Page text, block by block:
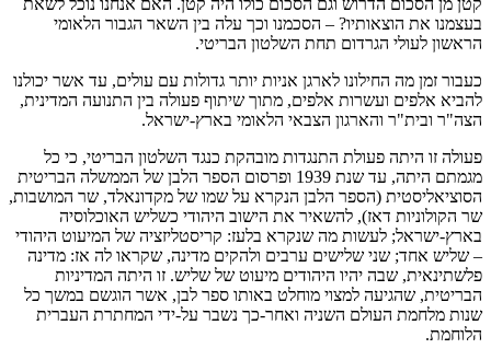
בעצמנו את הוצאותיו? – הסכמנו וכך עלה בין השאר הגבור הלאומי
הראשון לעולי הגרדום תחת השלטון הבריטי.
כעבור זמן מה החילונו לארגן אניות יותר גדולות עם עולים, עד אשר יכולנו
להביא אלפים ועשרות אלפים, מתוך שיתוף פעולה בין התנועה המדינית,
הצה"ר ובית"ר והארגון הצבאי הלאומי בארץ-ישראל.
פעולה זו היתה פעולת התנגדות מובהקת כנגד השלטון הבריטי, כי כל
מגמתם היתה, עד שנת 1939 ופרסום הספר הלבן של הממשלה הבריטית
הסוציאליסטית (הספר הלבן הנקרא על שמו של מקדונאלד, שר המושבות,
שר הקולוניות דאז), להשאיר את הישוב היהודי כשליש האוכלוסיה
בארץ-ישראל; לעשות מה שנקרא בלעז: קריסטליזציה של המיעוט היהודי
– שליש אחד; שני שלישים ערבים ולהקים מדינה, שקראו לה אז: מדינה
פלשתינאית, שבה יהיו היהודים מיעוט של שליש. זו היתה המדיניות
הבריטית, שהגיעה למצוי מוחלט באותו ספר לבן, אשר הוגשם במשך כל
שנות מלחמת העולם השניה ואחר-כך נשבר על-ידי המחתרת העברית
הלוחמת.